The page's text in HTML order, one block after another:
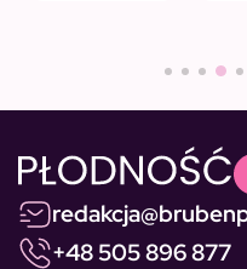
+48 505 896 877